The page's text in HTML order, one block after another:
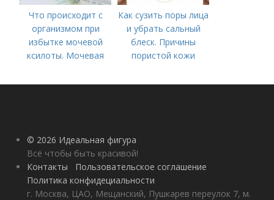
Что происходит с
организмом при
избытке мочевой
ксилоты. Мочевая
норма и отклонения
Как сузить поры лица
и убрать сальный
блеск. Причины
пористой кожи
© 2026 Идеальная фигура
Всё чтобы быть красивой!
Контакты
Пользовательское соглашение
Политика конфидециальности
г. Москва, ЦАО, Мещанский, Пушкарев переулок 7, м.